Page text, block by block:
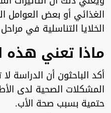
الغذائي أو بعض العوامل
الخلايا التناسلية في
ماذا تعني هذه
أكد الباحثون أن الدراسة
المشكلات الصحية لدى
حتمية بسبب صحة الأب.